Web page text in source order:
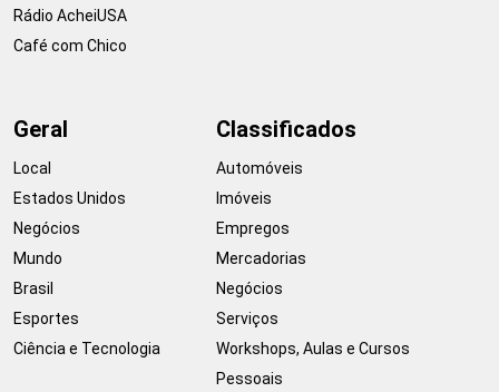
Rádio AcheiUSA
Café com Chico
Geral
Local
Estados Unidos
Negócios
Mundo
Brasil
Esportes
Ciência e Tecnologia
Classificados
Automóveis
Imóveis
Empregos
Mercadorias
Negócios
Serviços
Workshops, Aulas e Cursos
Pessoais